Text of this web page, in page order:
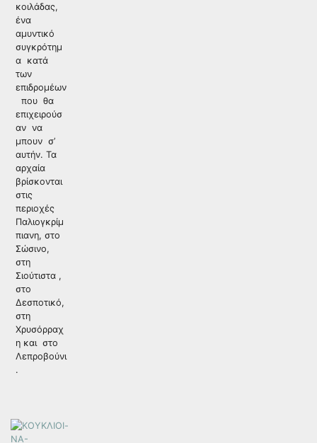
κοιλάδας,
ένα
αμυντικό
συγκρότημ
α κατά
των
επιδρομέων
που θα
επιχειρούσ
αν να
μπουν σ’
αυτήν. Τα
αρχαία
βρίσκονται
στις
περιοχές
Παλιογκρίμ
πιανη, στο
Σώσινο,
στη
Σιούτιστα ,
στο
Δεσποτικό,
στη
Χρυσόρραχ
η και στο
Λεπροβούνι
.